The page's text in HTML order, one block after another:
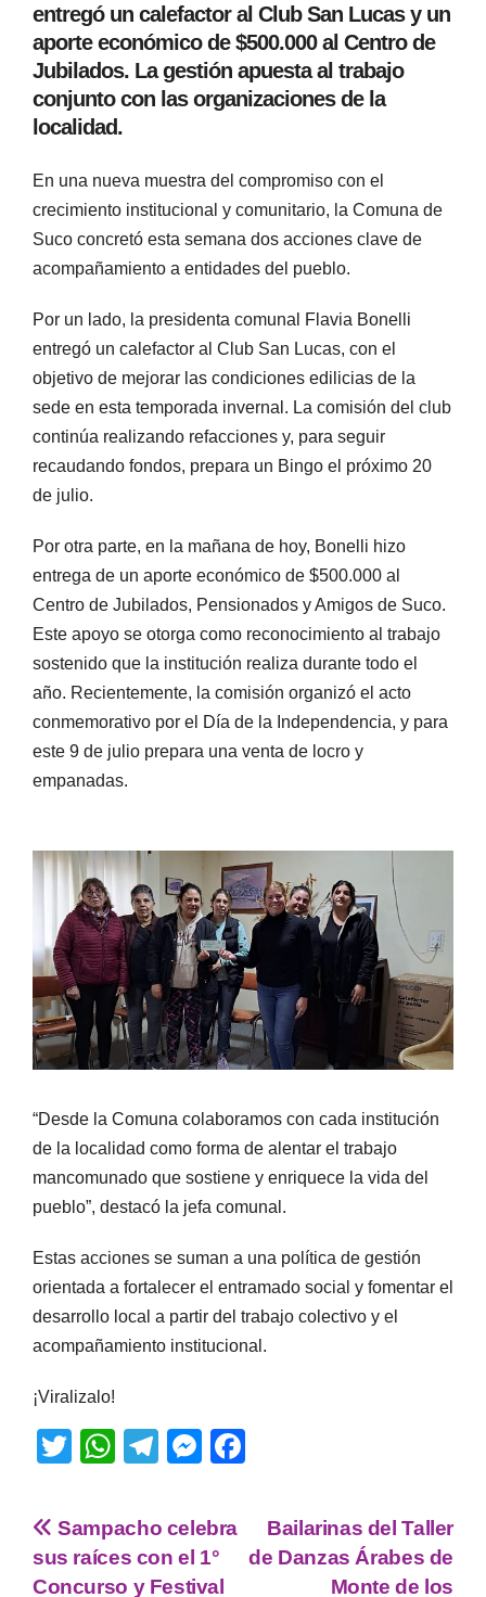
entregó un calefactor al Club San Lucas y un
aporte económico de $500.000 al Centro de
Jubilados. La gestión apuesta al trabajo
conjunto con las organizaciones de la
localidad.
En una nueva muestra del compromiso con el
crecimiento institucional y comunitario, la Comuna de
Suco concretó esta semana dos acciones clave de
acompañamiento a entidades del pueblo.
Por un lado, la presidenta comunal Flavia Bonelli
entregó un calefactor al Club San Lucas, con el
objetivo de mejorar las condiciones edilicias de la
sede en esta temporada invernal. La comisión del club
continúa realizando refacciones y, para seguir
recaudando fondos, prepara un Bingo el próximo 20
de julio.
Por otra parte, en la mañana de hoy, Bonelli hizo
entrega de un aporte económico de $500.000 al
Centro de Jubilados, Pensionados y Amigos de Suco.
Este apoyo se otorga como reconocimiento al trabajo
sostenido que la institución realiza durante todo el
año. Recientemente, la comisión organizó el acto
conmemorativo por el Día de la Independencia, y para
este 9 de julio prepara una venta de locro y
empanadas.
“Desde la Comuna colaboramos con cada institución
de la localidad como forma de alentar el trabajo
mancomunado que sostiene y enriquece la vida del
pueblo”, destacó la jefa comunal.
Estas acciones se suman a una política de gestión
orientada a fortalecer el entramado social y fomentar el
desarrollo local a partir del trabajo colectivo y el
acompañamiento institucional.
¡Viralizalo!
T
tt
er
W
at
s
A
T
e
gr
a
M
ss
e
n
e
Bailarinas del Taller
de Danzas Árabes de
Monte de los
Sampacho celebra
sus raíces con el 1°
Concurso y Festival